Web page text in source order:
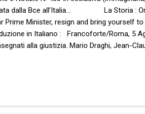
dalla Bce all’Italia… La Storia :
Prime Minister, resign and bring yourself
in Italiano : Francoforte/Roma, 5
alla giustizia. Mario Draghi, Jean-